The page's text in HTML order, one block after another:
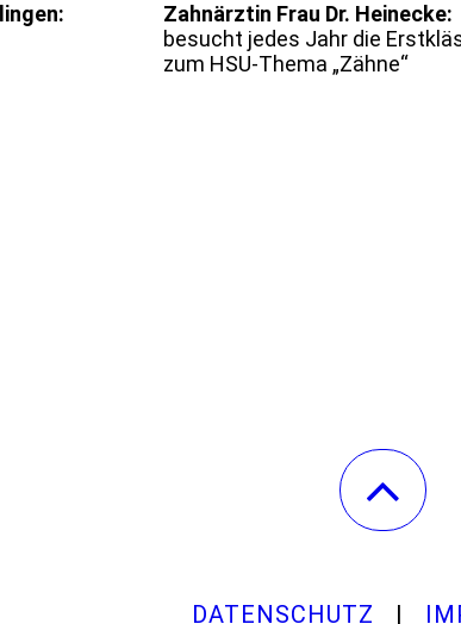
Zahnärztin Frau Dr. Heinecke:
besucht jedes Jahr die
zum HSU-Thema „Zähne“
DATENSCHUTZ |